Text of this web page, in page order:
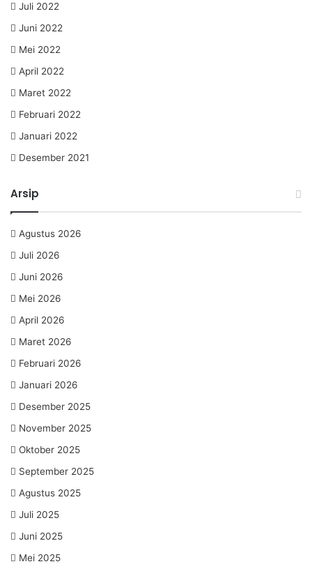
Juli 2022
Juni 2022
Mei 2022
April 2022
Maret 2022
Februari 2022
Januari 2022
Desember 2021
Arsip
Agustus 2026
Juli 2026
Juni 2026
Mei 2026
April 2026
Maret 2026
Februari 2026
Januari 2026
Desember 2025
November 2025
Oktober 2025
September 2025
Agustus 2025
Juli 2025
Juni 2025
Mei 2025